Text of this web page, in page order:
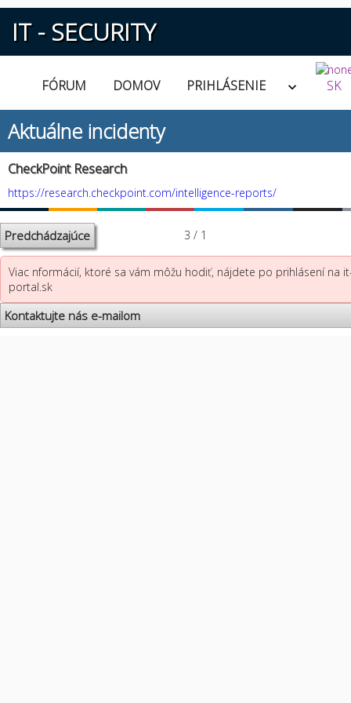
IT - SECURITY
FÓRUM DOMOV PRIHLÁSENIE SK
Aktuálne incidenty
CheckPoint Research
https://research.checkpoint.com/intelligence-reports/
Predchádzajúce 3 / 1
Viac nformácií, ktoré sa vám môžu hodiť, nájdete po prihlásení na
portal.sk
Kontaktujte nás e-mailom